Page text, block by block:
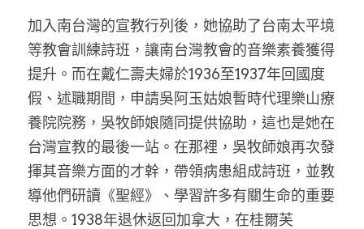
加入南台灣的宣教行列後，她協助了台南太平境
等教會訓練詩班，讓南台灣教會的音樂素養獲得
提升。而在戴仁壽夫婦於1936至1937年回國度
假、述職期間，申請吳阿玉姑娘暫時代理樂山療
養院院務，吳牧師娘隨同提供協助，這也是她在
台灣宣教的最後一站。在那裡，吳牧師娘再次發
揮其音樂方面的才幹，帶領病患組成詩班，並教
導他們研讀《聖經》、學習許多有關生命的重要
思想。1938年退休返回加拿大，在桂爾芙